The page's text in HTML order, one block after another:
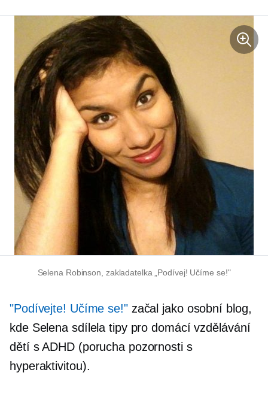
Selena Robinson, zakladatelka „Podívej! Učíme se!"
"Podívejte! Učíme se!"začal jako osobní blog,
kde Selena sdílela tipy pro domácí vzdělávání
dětí s ADHD (porucha pozornosti s
hyperaktivitou).